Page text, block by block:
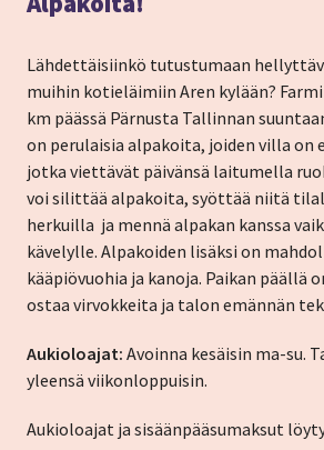
Lähdettäisiinkö tutustumaan
muihin kotieläimiin Aren kylään?
km päässä Pärnusta Tallinnan
on perulaisia alpakoita, joiden villa on
jotka viettävät päivänsä laitumella
voi silittää alpakoita, syöttää niitä
herkuilla ja mennä alpakan kanssa
kävelylle. Alpakoiden lisäksi on
kääpiövuohia ja kanoja. Paikan päällä
ostaa virvokkeita ja talon emännän
Aukioloajat: Avoinna kesäisin ma-su.
yleensä viikonloppuisin.
Aukioloajat ja sisäänpääsumaksut